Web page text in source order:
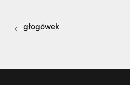
głogówek